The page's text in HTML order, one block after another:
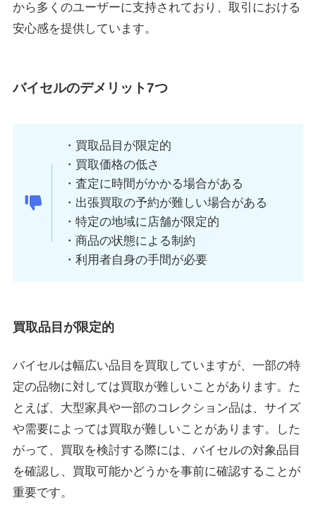
から多くのユーザーに支持されており、取引における
安心感を提供しています。
バイセルのデメリット7つ
・買取品目が限定的
・買取価格の低さ
・査定に時間がかかる場合がある
・出張買取の予約が難しい場合がある
・特定の地域に店舗が限定的
・商品の状態による制約
・利用者自身の手間が必要
買取品目が限定的
バイセルは幅広い品目を買取していますが、一部の特
定の品物に対しては買取が難しいことがあります。た
とえば、大型家具や一部のコレクション品は、サイズ
や需要によっては買取が難しいことがあります。した
がって、買取を検討する際には、バイセルの対象品目
を確認し、買取可能かどうかを事前に確認することが
重要です。